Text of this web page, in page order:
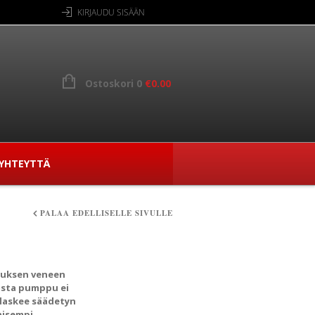
KIRJAUDU SISÄÄN
Ostoskori 0 €0.00
PALAA EDELLISELLE SIVULLE
veneen
pumppu ei
säädetyn